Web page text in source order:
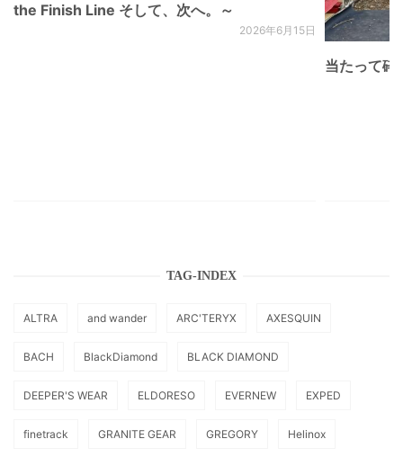
the Finish Line そして、次へ。～
2026年6月15日
当たって砕
TAG-INDEX
ALTRA and wander ARC'TERYX AXESQUIN
BACH BlackDiamond BLACK DIAMOND
DEEPER'S WEAR ELDORESO EVERNEW EXPED
finetrack GRANITE GEAR GREGORY Helinox